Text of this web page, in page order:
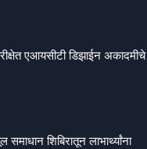
एआयसीटी डिझाईन अकादमीचे
शिबिरातून लाभार्थ्यांना